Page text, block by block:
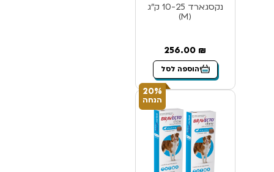
נקסגארד 10-25 ק”ג
(M)
256.00 ₪
הוספה לסל
20%
הנחה